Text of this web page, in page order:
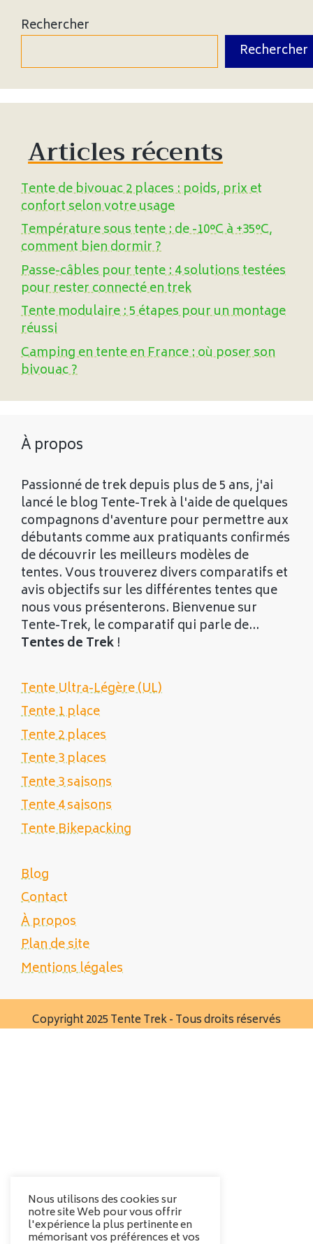
Rechercher
Rechercher
Articles récents
Tente de bivouac 2 places : poids, prix et
confort selon votre usage
Température sous tente : de -10°C à +35°C,
comment bien dormir ?
Passe-câbles pour tente : 4 solutions testées
pour rester connecté en trek
Tente modulaire : 5 étapes pour un montage
réussi
Camping en tente en France : où poser son
bivouac ?
À propos
Passionné de trek depuis plus de 5 ans, j'ai
lancé le blog Tente-Trek à l'aide de quelques
compagnons d'aventure pour permettre aux
débutants comme aux pratiquants confirmés
de découvrir les meilleurs modèles de
tentes. Vous trouverez divers comparatifs et
avis objectifs sur les différentes tentes que
nous vous présenterons. Bienvenue sur
Tente-Trek, le comparatif qui parle de...
Tentes de Trek !
Tente Ultra-Légère (UL)
Tente 1 place
Tente 2 places
Tente 3 places
Tente 3 saisons
Tente 4 saisons
Tente Bikepacking
Blog
Contact
À propos
Plan de site
Mentions légales
Copyright 2025 Tente Trek - Tous droits réservés
Nous utilisons des cookies sur
notre site Web pour vous offrir
l'expérience la plus pertinente en
mémorisant vos préférences et vos